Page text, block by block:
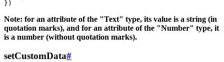
Note: for an attribute of the "Text" type, its value is a string (in
quotation marks), and for an attribute of the "Number" type, it
is a number (without quotation marks).
setCustomData#